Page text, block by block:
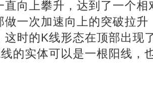
直向上攀升，达到了一个
做一次加速向上的突破拉
这时的K线形态在顶部出现
的实体可以是一根阳线，